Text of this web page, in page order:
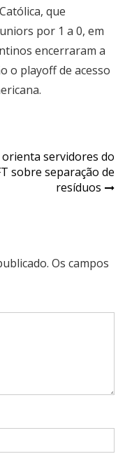
que
por 1 a 0, em
encerraram a
o playoff de acesso
orienta servidores do
sobre separação de
resíduos
Os campos